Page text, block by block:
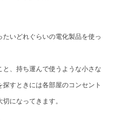
いどれぐらいの電化製品を使っ
、持ち運んで使うような小さな
すときには各部屋のコンセント
になってきます。